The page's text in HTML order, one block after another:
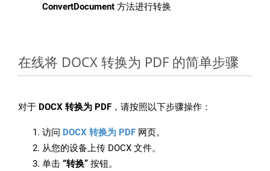
ConvertDocument 方法进行转换
在线将 DOCX 转换为 PDF 的简单步骤
对于 DOCX 转换为 PDF ，请按照以下步骤操作：
访问 DOCX 转换为 PDF 网页。
从您的设备上传 DOCX 文件。
单击 “转换” 按钮。